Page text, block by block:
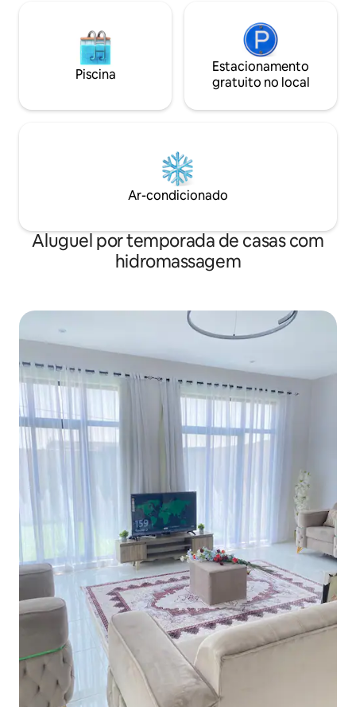
Piscina
Estacionamento
gratuito no local
Ar-condicionado
Aluguel por temporada de casas com
hidromassagem